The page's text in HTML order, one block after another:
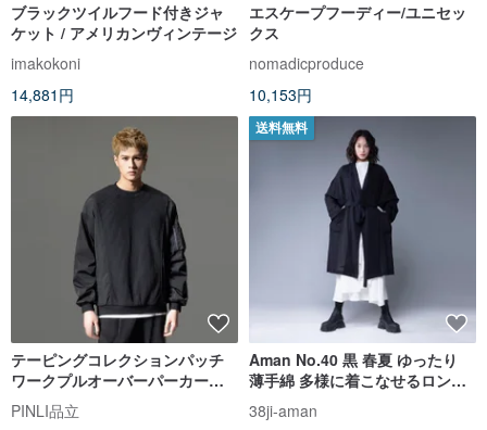
ブラックツイルフード付きジャ
ケット / アメリカンヴィンテージ
imakokoni
14,881円
エスケープフーディー/ユニセッ
クス
nomadicproduce
10,153円
テーピングコレクションパッチ
ワークプルオーバーパーカーメ
ンズカジュアルトップス
PINLI品立
送料無料
Aman No.40 黒 春夏 ゆったり
薄手綿 多様に着こなせるロング
丈アウター
38ji-aman